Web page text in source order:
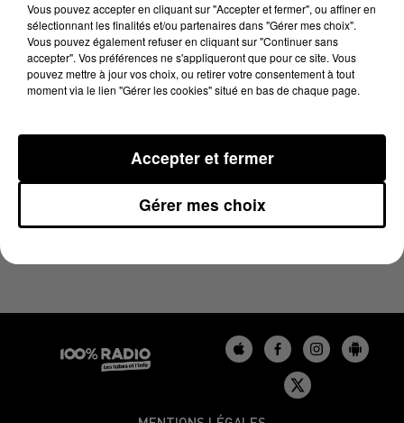
3 février 2025 - 2 min 14 sec
LES INFOS DU BÉARN DU 03/02/2025 À 10H00
Vous pouvez accepter en cliquant sur "Accepter et fermer", ou affiner en
sélectionnant les finalités et/ou partenaires dans "Gérer mes choix".
Vous pouvez également refuser en cliquant sur "Continuer sans
accepter". Vos préférences ne s'appliqueront que pour ce site. Vous
pouvez mettre à jour vos choix, ou retirer votre consentement à tout
moment via le lien "Gérer les cookies" situé en bas de chaque page.
Gérer mes choix
Accepter et fermer